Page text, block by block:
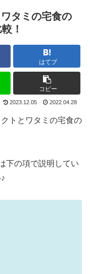
タミの宅食の
！
はてブ
コピー
2023.12.05 2022.04.28
トとワタミの宅食の
下の項で説明してい